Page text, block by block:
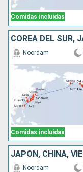
Comidas incluidas
Comidas incluidas
Noordam
Noordam